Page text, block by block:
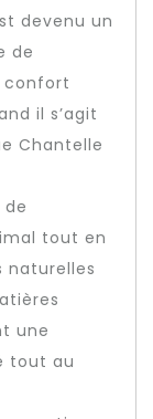
devenu un
de
confort
il s’agit
Chantelle
tout en
naturelles
une
tout au